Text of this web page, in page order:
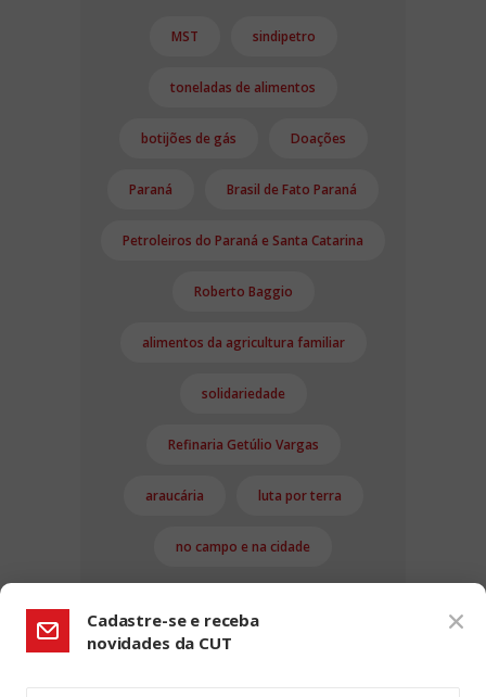
MST sindipetro
toneladas de alimentos
botijões de gás Doações
Paraná Brasil de Fato Paraná
Petroleiros do Paraná e Santa Catarina
Roberto Baggio
alimentos da agricultura familiar
solidariedade
Refinaria Getúlio Vargas
araucária luta por terra
no campo e na cidade
Cadastre-se e receba
novidades da CUT